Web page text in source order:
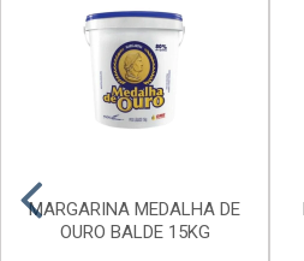
MARGARINA MEDALHA DE
OURO BALDE 15KG